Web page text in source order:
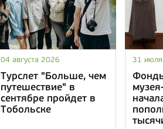
04 августа 2026
Турслет "Больше, чем
путешествие" в
сентябре пройдет в
Тобольске
31